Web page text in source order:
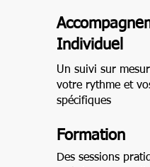
Individuel
Un suivi sur
votre rythme et
spécifiques
Formation
Des sessions